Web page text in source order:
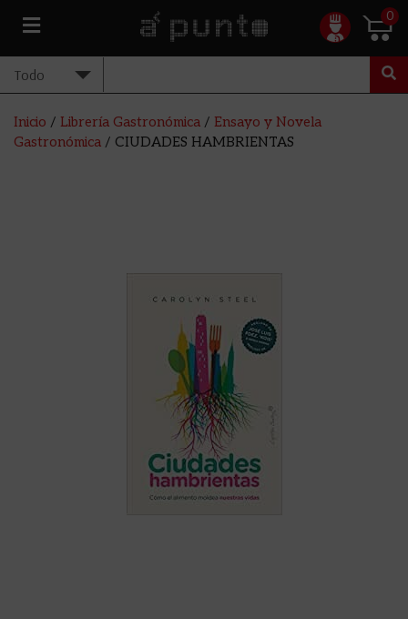
0
Inicio / Librería Gastronómica / Ensayo y Novela
Gastronómica / CIUDADES HAMBRIENTAS